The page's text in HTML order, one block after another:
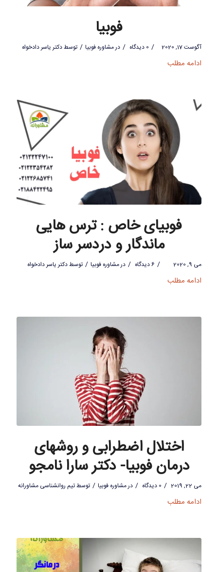
فوبیا
آگوست 17, 2020 / 0 دیدگاه / درمشاوره فوبیا / توسطدکتر یاسر دادخواه
ادامه مطلب
فوبیای خاص : ترس هایی
ماندگار و دردسر ساز
می 9, 2020 / 6 دیدگاه / درمشاوره فوبیا / توسطدکتر یاسر دادخواه
ادامه مطلب
اختلال اضطرابی و روشهای
درمان فوبیا- دکتر سارا نامجو
می 22, 2019 / 0 دیدگاه / درمشاوره فوبیا / توسطتیم روانشناسی مشاورانه
ادامه مطلب